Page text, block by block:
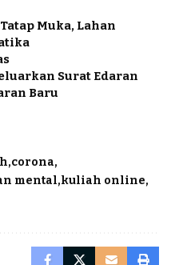
Muka, Lahan
Surat Edaran
Baru
corona
mental kuliah online